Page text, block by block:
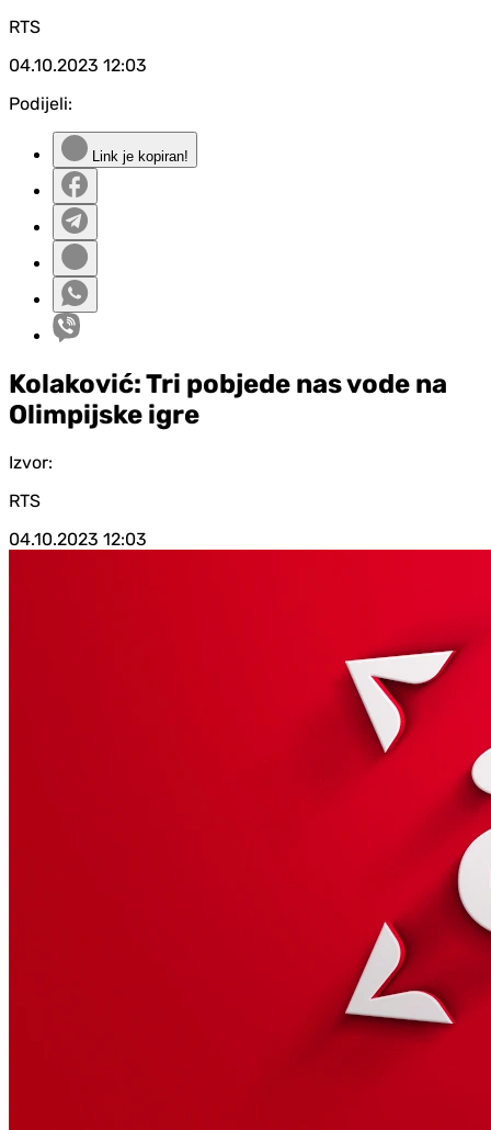
RTS
04.10.2023 12:03
Podijeli:
Link je kopiran!
Kolaković: Tri pobjede nas vode na
Olimpijske igre
Izvor:
RTS
04.10.2023 12:03